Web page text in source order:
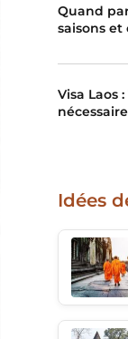
Quand
saisons et
Visa Laos
Idées